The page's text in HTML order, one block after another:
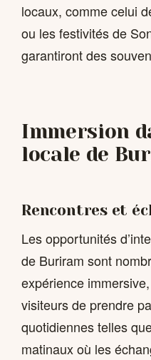
locaux, comme celui
ou les festivités de
garantiront des
Immersion
locale de
Rencontres et
Les opportunités
de Buriram sont
expérience
visiteurs de prendre
quotidiennes telles
matinaux où les